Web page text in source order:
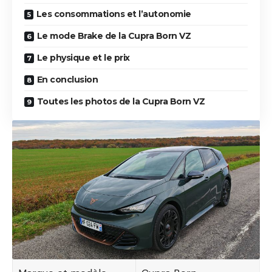
Les consommations et l’autonomie
Le mode Brake de la Cupra Born VZ
Le physique et le prix
En conclusion
Toutes les photos de la Cupra Born VZ